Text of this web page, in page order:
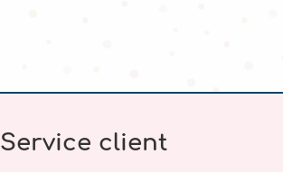
Service client